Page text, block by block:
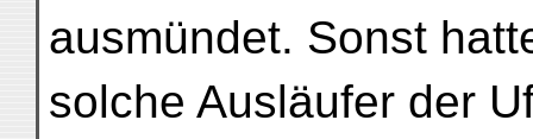
ausmündet. Sonst
solche Ausläufer der